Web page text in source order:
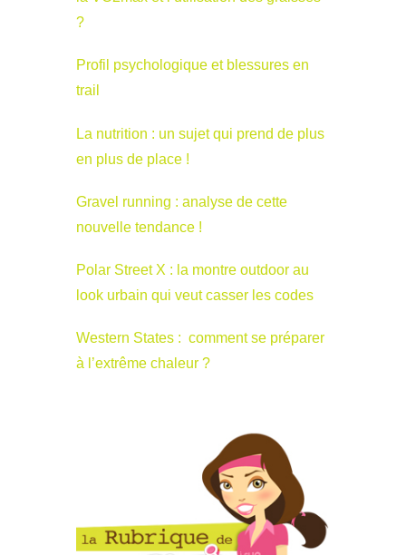
?
Profil psychologique et blessures en
trail
La nutrition : un sujet qui prend de plus
en plus de place !
Gravel running : analyse de cette
nouvelle tendance !
Polar Street X : la montre outdoor au
look urbain qui veut casser les codes
Western States : comment se préparer
à l’extrême chaleur ?